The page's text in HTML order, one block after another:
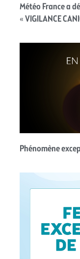
Météo France a
« VIGILANCE
Phénomène